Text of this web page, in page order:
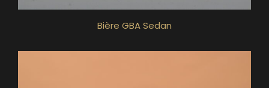
Bière GBA Sedan